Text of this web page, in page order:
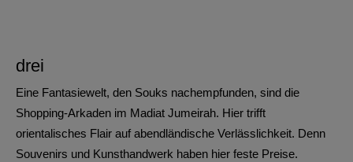
drei
Eine Fantasiewelt, den Souks nachempfunden, sind die
Shopping-Arkaden im Madiat Jumeirah. Hier trifft
orientalisches Flair auf abendländische Verlässlichkeit. Denn
Souvenirs und Kunsthandwerk haben hier feste Preise.